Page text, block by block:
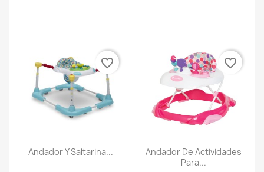
Andador Y Saltarina...
favorite_border
Andador De Actividades
Para...
favorite_border